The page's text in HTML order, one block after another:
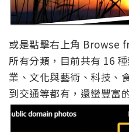
或是點擊右上角 Browse
所有分類，目前共有 16
業、文化與藝術、科技、
到交通等都有，還蠻豐富